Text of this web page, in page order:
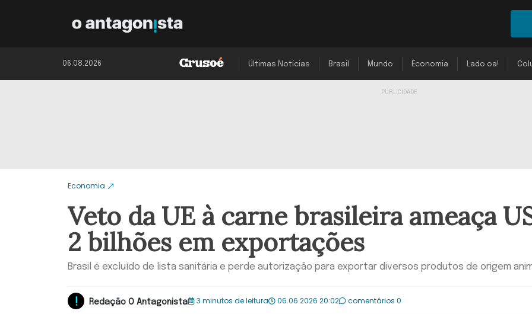
06.08.2026 Últimas Notícias Brasil Mundo Economia Lado oa!
Economia
Veto da UE à carne brasileira ameaça
2 bilhões em exportações
Brasil é excluído de lista sanitária e perde autorização para exportar diversos produtos de origem
Redação O Antagonista 3 minutos de leitura 06.06.2026 20:02 comentários 0